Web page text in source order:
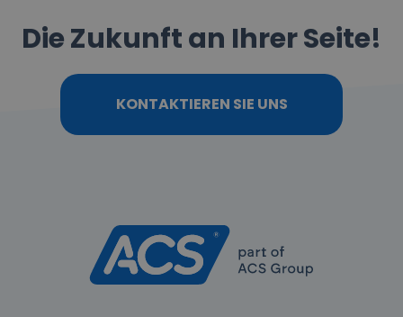
Die Zukunft an Ihrer Seite!
KONTAKTIEREN SIE UNS